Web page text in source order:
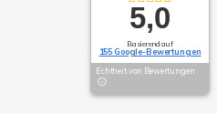
5,0
Basierend auf
155 Google-Bewertungen
Echtheit von Bewertungen